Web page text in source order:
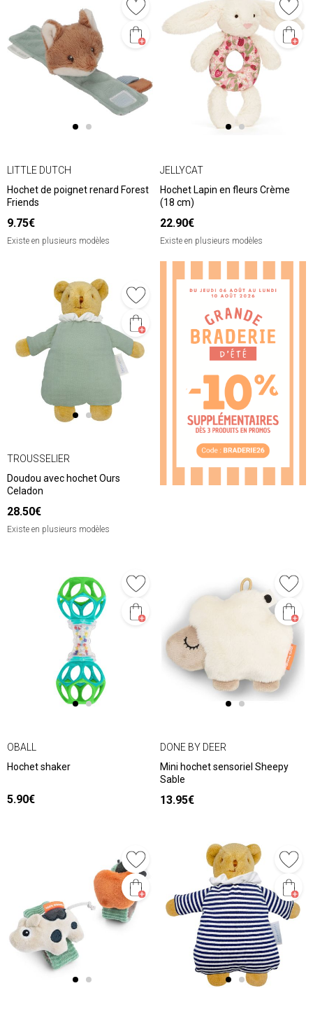
LITTLE DUTCH
Hochet de poignet renard Forest
Friends
9.75€
Existe en plusieurs modèles
JELLYCAT
Hochet Lapin en fleurs Crème
(18 cm)
22.90€
Existe en plusieurs modèles
TROUSSELIER
Doudou avec hochet Ours
Celadon
28.50€
Existe en plusieurs modèles
❮ ❯
OBALL
Hochet shaker
5.90€
DONE BY DEER
Mini hochet sensoriel Sheepy
Sable
13.95€